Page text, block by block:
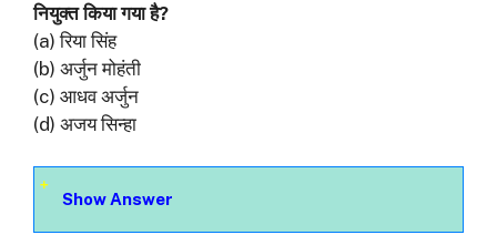
नियुक्त किया गया है?
(a) रिया सिंह
(b) अर्जुन मोहंती
(c) आधव अर्जुन
(d) अजय सिन्हा
Show Answer